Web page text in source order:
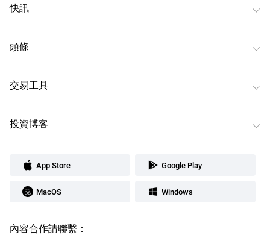
快訊
頭條
交易工具
投資博客
App Store Google Play
MacOS Windows
內容合作請聯繫：